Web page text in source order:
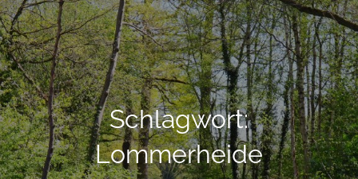
Schlagwort:
Lommerheide